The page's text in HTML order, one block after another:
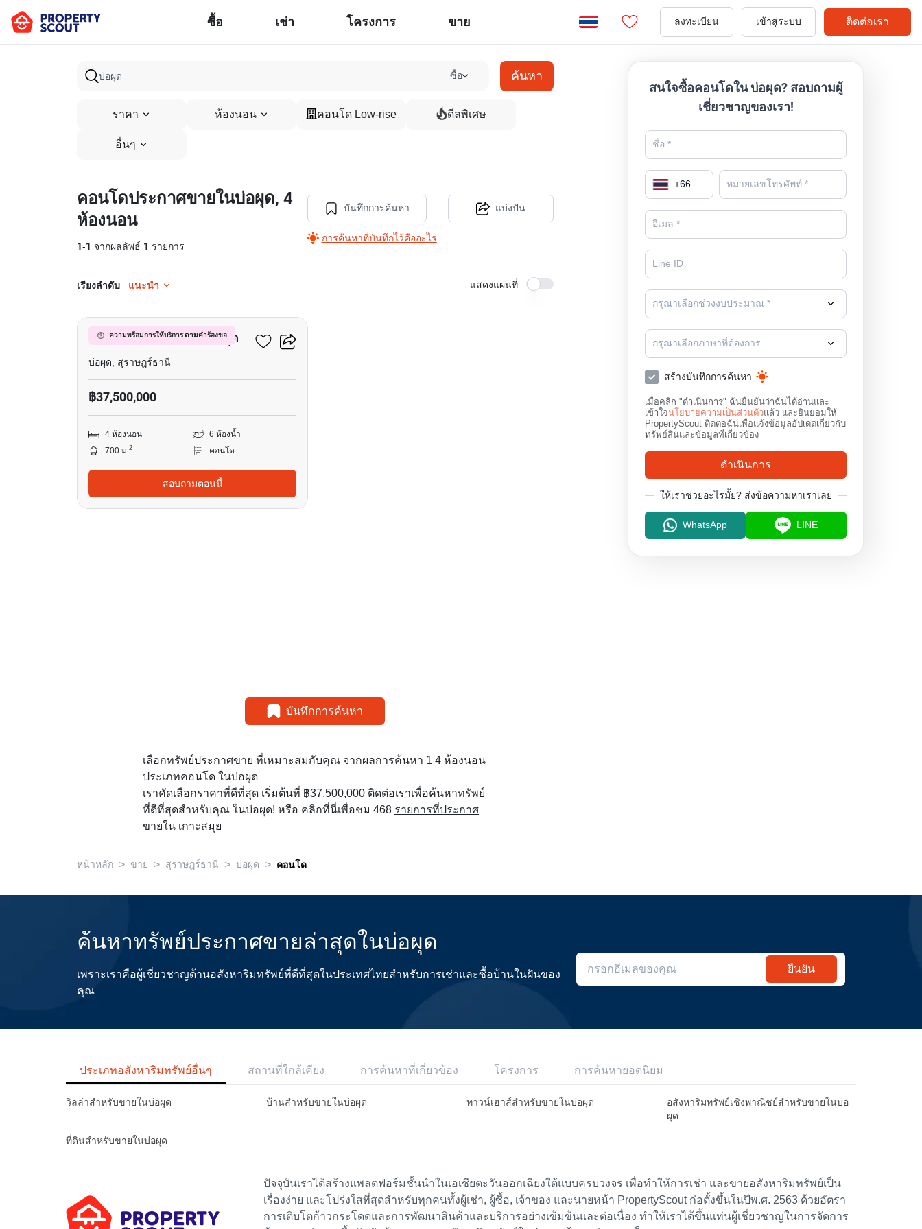
ซื้อ เช่า โครงการ ขาย ลงทะเบียน เข้าสู่ระบบ ติดต่อเรา
ซื้อ ค้นหา
ราคา ห้องนอน คอนโด Low-rise ดีลพิเศษ
อื่นๆ
คอนโดประกาศขายในบ่อผุด, 4
ห้องนอน
1-1 จากผลลัพธ์ 1 รายการ
บันทึกการค้นหา
การค้นหาที่บันทึกไว้คืออะไร
แบ่งปัน
เรียงลำดับ แนะนำ แสดงแผนที่
ความพร้อมการให้บริการ ตามคำร้องขอ
คอนโด 4-ห้องนอน ใน บ่อผุด
บ่อผุด, สุราษฎร์ธานี
฿37,500,000
4 ห้องนอน
6 ห้องน้ำ
700 ม.2 คอนโด
สอบถามตอนนี้
บันทึกการค้นหา
เลือกทรัพย์ประกาศขาย ที่เหมาะสมกับคุณ จากผลการค้นหา 1 4 ห้องนอน
ประเภทคอนโด ในบ่อผุด
เราคัดเลือกราคาที่ดีที่สุด เริ่มต้นที่ ฿37,500,000 ติดต่อเราเพื่อค้นหาทรัพย์
ที่ดีที่สุดสำหรับคุณ ในบ่อผุด! หรือ คลิกที่นี่เพื่อชม 468 รายการที่ประกาศ
ขายใน เกาะสมุย
สนใจซื้อคอนโดใน บ่อผุด? สอบถามผู้
เชี่ยวชาญของเรา!
+66
กรุณาเลือกช่วงงบประมาณ *
กรุณาเลือกภาษาที่ต้องการ
สร้างบันทึกการค้นหา
เมื่อคลิก "ดำเนินการ" ฉันยืนยันว่าฉันได้อ่านและ
เข้าใจนโยบายความเป็นส่วนตัวแล้ว และยินยอมให้
PropertyScout ติดต่อฉันเพื่อแจ้งข้อมูลอัปเดตเกี่ยวกับ
ทรัพย์สินและข้อมูลที่เกี่ยวข้อง
ดำเนินการ
ให้เราช่วยอะไรมั้ย? ส่งข้อความหาเราเลย
WhatsApp LINE
หน้าหลัก > ขาย > สุราษฎร์ธานี > บ่อผุด > คอนโด
ค้นหาทรัพย์ประกาศขายล่าสุดในบ่อผุด
เพราะเราคือผู้เชี่ยวชาญด้านอสังหาริมทรัพย์ที่ดีที่สุดในประเทศไทยสำหรับการเช่าและซื้อบ้านในฝันของ
คุณ
ยืนยัน
ประเภทอสังหาริมทรัพย์อื่นๆ สถานที่ใกล้เคียง การค้นหาที่เกี่ยวข้อง โครงการ การค้นหายอดนิยม
วิลล่าสำหรับขายในบ่อผุด บ้านสำหรับขายในบ่อผุด ทาวน์เฮาส์สำหรับขายในบ่อผุด
อสังหาริมทรัพย์เชิงพาณิชย์สำหรับขายในบ่อ
ผุด
ที่ดินสำหรับขายในบ่อผุด
ปัจจุบันเราได้สร้างแพลตฟอร์มชั้นนำในเอเชียตะวันออกเฉียงใต้แบบครบวงจร เพื่อทำให้การเช่า และขายอสังหาริมทรัพย์เป็น
เรื่องง่าย และโปร่งใสที่สุดสำหรับทุกคนทั้งผู้เช่า, ผู้ซื้อ, เจ้าของ และนายหน้า PropertyScout ก่อตั้งขึ้นในปีพ.ศ. 2563 ด้วยอัตรา
การเติบโตก้าวกระโดดและการพัฒนาสินค้าและบริการอย่างเข้มข้นและต่อเนื่อง ทำให้เราได้ขึ้นแท่นผู้เชี่ยวชาญในการจัดการ